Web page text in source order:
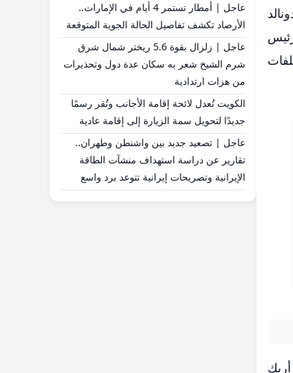
عاجل | أمطار تستمر 4 أيام في الإمارات..
الأرصاد تكشف تفاصيل الحالة الجوية المتوقعة
عاجل | زلزال بقوة 5.6 ريختر شمال شرق
شرم الشيخ شعر به سكان عدة دول وتحذيرات
من هزات ارتدادية
الكويت تُعدل لائحة إقامة الأجانب وتُقر رسمًا
جديدًا لتحويل سمة الزيارة إلى إقامة عادية
عاجل | تصعيد جديد بين واشنطن وطهران..
تقارير عن دراسة استهداف منشآت الطاقة
الإيرانية وتصريحات إيرانية تتوعد برد واسع